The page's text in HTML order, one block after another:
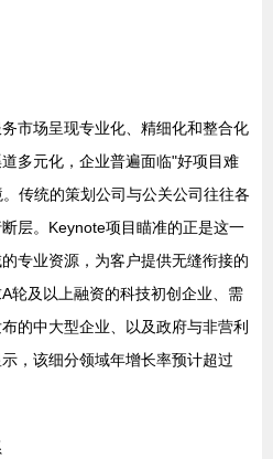
市场呈现专业化、精细化和整合化
多元化，企业普遍面临"好项目难
传统的策划公司与公关公司往往各
层。Keynote项目瞄准的正是这一
专业资源，为客户提供无缝衔接的
轮及以上融资的科技初创企业、需
的中大型企业、以及政府与非营利
，该细分领域年增长率预计超过